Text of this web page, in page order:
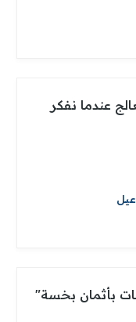
عندما نفكر
بأثمان بخسة"